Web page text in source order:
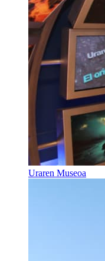
Uraren Museoa